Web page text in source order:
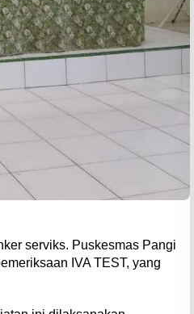
serviks. Puskesmas Pangi
IVA TEST, yang